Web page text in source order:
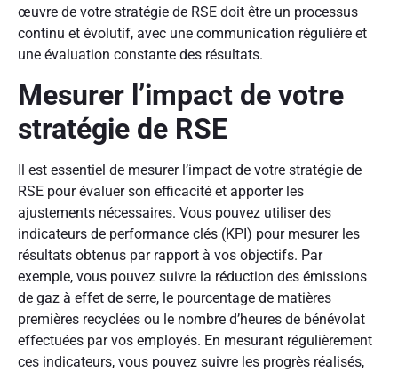
œuvre de votre stratégie de RSE doit être un processus
continu et évolutif, avec une communication régulière et
une évaluation constante des résultats.
Mesurer l’impact de votre
stratégie de RSE
Il est essentiel de mesurer l’impact de votre stratégie de
RSE pour évaluer son efficacité et apporter les
ajustements nécessaires. Vous pouvez utiliser des
indicateurs de performance clés (KPI) pour mesurer les
résultats obtenus par rapport à vos objectifs. Par
exemple, vous pouvez suivre la réduction des émissions
de gaz à effet de serre, le pourcentage de matières
premières recyclées ou le nombre d’heures de bénévolat
effectuées par vos employés. En mesurant régulièrement
ces indicateurs, vous pouvez suivre les progrès réalisés,